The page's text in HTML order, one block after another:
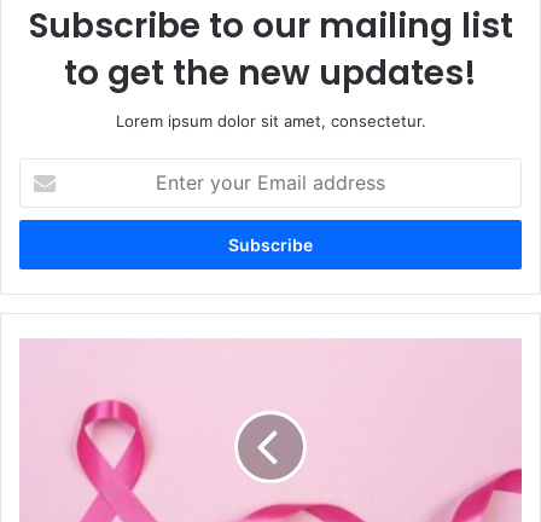
Subscribe to our mailing list
to get the new updates!
Lorem ipsum dolor sit amet, consectetur.
your
Email